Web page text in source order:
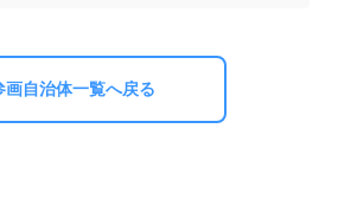
画自治体一覧へ戻る